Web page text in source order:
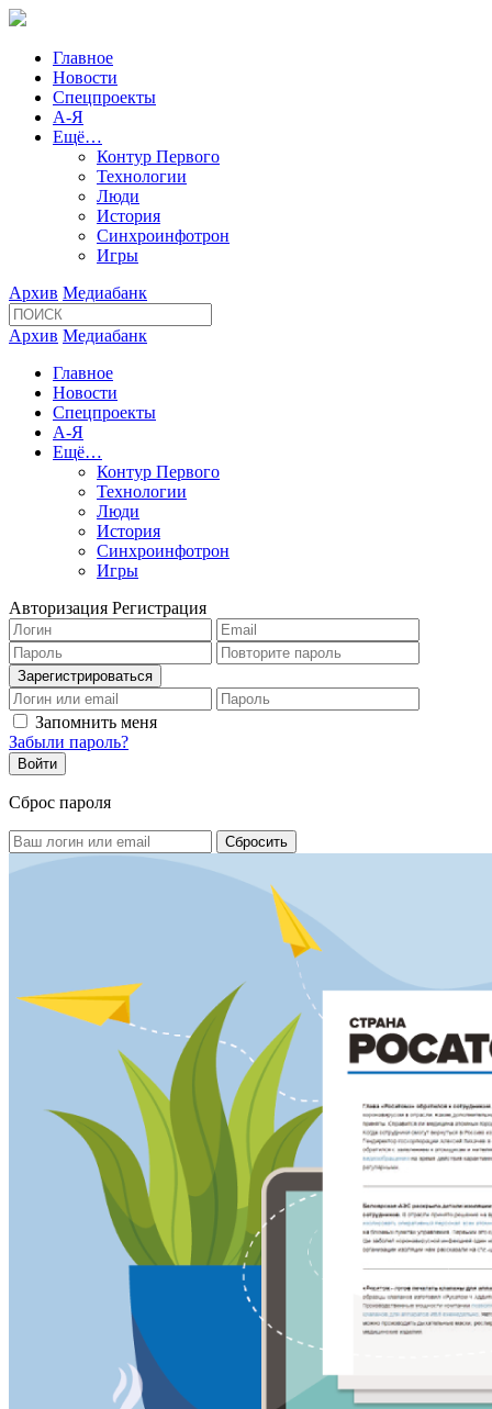
Главное
Новости
Спецпроекты
А-Я
Ещё…
Контур Первого
Технологии
Люди
История
Синхроинфотрон
Игры
Архив Медиабанк
Архив Медиабанк
Главное
Новости
Спецпроекты
А-Я
Ещё…
Контур Первого
Технологии
Люди
История
Синхроинфотрон
Игры
Авторизация Регистрация
Запомнить меня
Забыли пароль?
Сброс пароля